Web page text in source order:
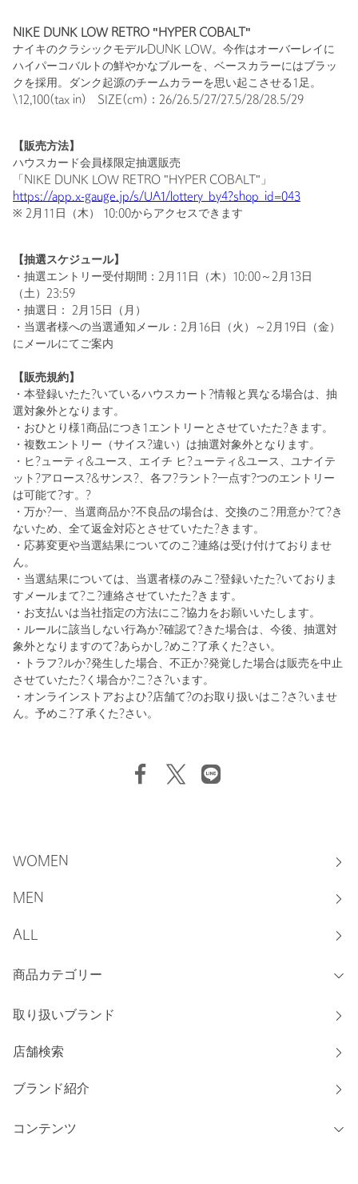
NIKE DUNK LOW RETRO "HYPER COBALT"
ナイキのクラシックモデルDUNK LOW。今作はオーバーレイに
ハイパーコバルトの鮮やかなブルーを、ベースカラーにはブラッ
クを採用。ダンク起源のチームカラーを思い起こさせる1足。
\12,100(tax in) SIZE(cm)：26/26.5/27/27.5/28/28.5/29
【販売方法】
ハウスカード会員様限定抽選販売
「NIKE DUNK LOW RETRO "HYPER COBALT"」
https://app.x-gauge.jp/s/UA1/lottery_by4?shop_id=043
※ 2月11日（木） 10:00からアクセスできます
【抽選スケジュール】
・抽選エントリー受付期間：2月11日（木）10:00～2月13日
（土）23:59
・抽選日： 2月15日（月）
・当選者様への当選通知メール：2月16日（火）～2月19日（金）
にメールにてご案内
【販売規約】
・本登録いたた?いているハウスカート?情報と異なる場合は、抽
選対象外となります。
・おひとり様1商品につき1エントリーとさせていたた?きます。
・複数エントリー（サイス?違い）は抽選対象外となります。
・ヒ?ューティ&ユース、エイチ ヒ?ューティ&ユース、ユナイテ
ット?アロース?&サンス?、各フ?ラント?一点す?つのエントリー
は可能て?す。?
・万か?一、当選商品か?不良品の場合は、交換のこ?用意か?て?き
ないため、全て返金対応とさせていたた?きます。
・応募変更や当選結果についてのこ?連絡は受け付けておりませ
ん。
・当選結果については、当選者様のみこ?登録いたた?いておりま
すメールまて?こ?連絡させていたた?きます。
・お支払いは当社指定の方法にこ?協力をお願いいたします。
・ルールに該当しない行為か?確認て?きた場合は、今後、抽選対
象外となりますのて?あらかし?めこ?了承くた?さい。
・トラフ?ルか?発生した場合、不正か?発覚した場合は販売を中止
させていたた?く場合か?こ?さ?います。
・オンラインストアおよひ?店舗て?のお取り扱いはこ?さ?いませ
ん。予めこ?了承くた?さい。
WOMEN
MEN
ALL
商品カテゴリー
取り扱いブランド
店舗検索
ブランド紹介
コンテンツ